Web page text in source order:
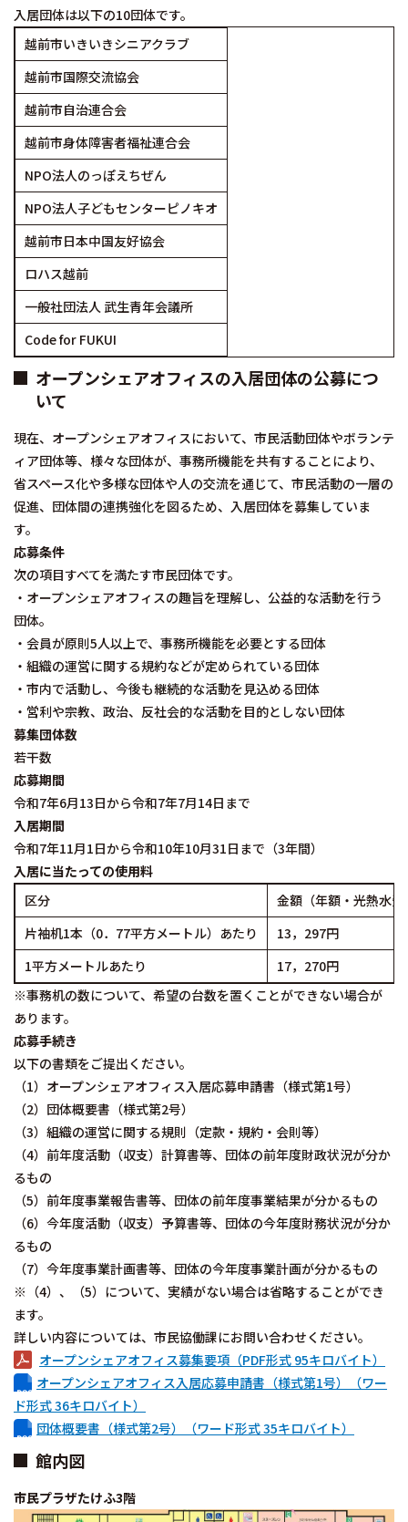
入居団体は以下の10団体です。
越前市いきいきシニアクラブ
越前市国際交流協会
越前市自治連合会
越前市身体障害者福祉連合会
NPO法人のっぽえちぜん
NPO法人子どもセンターピノキオ
越前市日本中国友好協会
ロハス越前
一般社団法人 武生青年会議所
Code for FUKUI
オープンシェアオフィスの入居団体の公募につ
いて
現在、オープンシェアオフィスにおいて、市民活動団体やボランテ
ィア団体等、様々な団体が、事務所機能を共有することにより、
省スペース化や多様な団体や人の交流を通じて、市民活動の一層の
促進、団体間の連携強化を図るため、入居団体を募集していま
す。
応募条件
次の項目すべてを満たす市民団体です。
・オープンシェアオフィスの趣旨を理解し、公益的な活動を行う
団体。
・会員が原則5人以上で、事務所機能を必要とする団体
・組織の運営に関する規約などが定められている団体
・市内で活動し、今後も継続的な活動を見込める団体
・営利や宗教、政治、反社会的な活動を目的としない団体
募集団体数
若干数
応募期間
令和7年6月13日から令和7年7月14日まで
入居期間
令和7年11月1日から令和10年10月31日まで（3年間）
入居に当たっての使用料
区分
金額（年額・光熱水
片袖机1本（0．77平方メートル）あたり
13，297円
1平方メートルあたり
17，270円
※事務机の数について、希望の台数を置くことができない場合が
あります。
応募手続き
以下の書類をご提出ください。
（1）オープンシェアオフィス入居応募申請書（様式第1号）
（2）団体概要書（様式第2号）
（3）組織の運営に関する規則（定款・規約・会則等）
（4）前年度活動（収支）計算書等、団体の前年度財政状況が分か
るもの
（5）前年度事業報告書等、団体の前年度事業結果が分かるもの
（6）今年度活動（収支）予算書等、団体の今年度財務状況が分か
るもの
（7）今年度事業計画書等、団体の今年度事業計画が分かるもの
※（4）、（5）について、実績がない場合は省略することができ
ます。
詳しい内容については、市民協働課にお問い合わせください。
オープンシェアオフィス募集要項（PDF形式 95キロバイト）
オープンシェアオフィス入居応募申請書（様式第1号）（ワー
ド形式 36キロバイト）
団体概要書（様式第2号）（ワード形式 35キロバイト）
館内図
市民プラザたけふ3階